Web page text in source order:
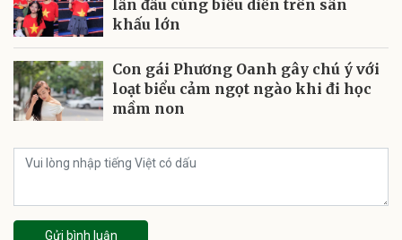
lần đầu cùng biểu diễn trên sân
khấu lớn
Con gái Phương Oanh gây chú ý với
loạt biểu cảm ngọt ngào khi đi học
mầm non
Gửi bình luận